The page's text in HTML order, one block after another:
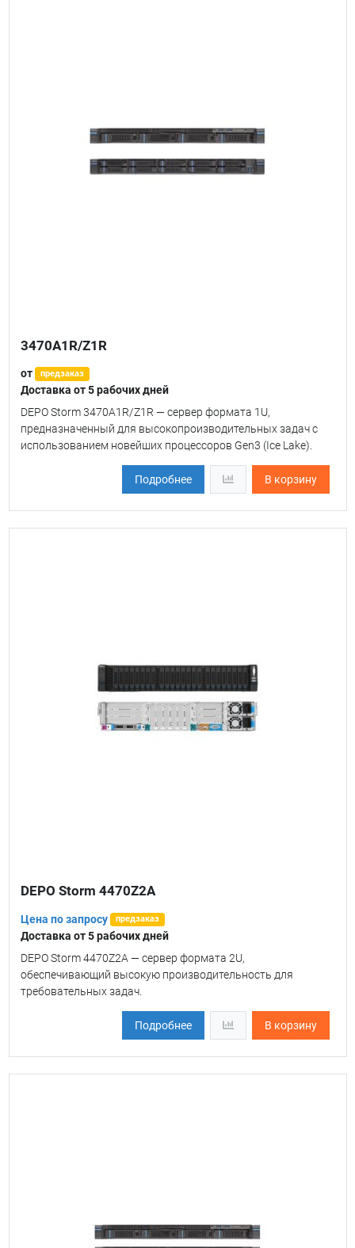
3470A1R/Z1R
от предзаказ
Доставка от 5 рабочих дней
DEPO Storm 3470A1R/Z1R — сервер формата 1U,
предназначенный для высокопроизводительных задач с
использованием новейших процессоров Gen3 (Ice Lake).
Подробнее В корзину
DEPO Storm 4470Z2A
Цена по запросу предзаказ
Доставка от 5 рабочих дней
DEPO Storm 4470Z2A — сервер формата 2U,
обеспечивающий высокую производительность для
требовательных задач.
Подробнее В корзину